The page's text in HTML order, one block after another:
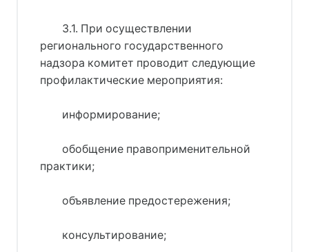
3.1. При осуществлении
регионального государственного
надзора комитет проводит следующие
профилактические мероприятия:
информирование;
обобщение правоприменительной
практики;
объявление предостережения;
консультирование;